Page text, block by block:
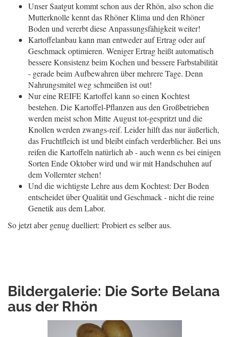
Unser Saatgut kommt schon aus der Rhön, also schon die
Mutterknolle kennt das Rhöner Klima und den Rhöner
Boden und vererbt diese Anpassungsfähigkeit weiter!
Kartoffelanbau kann man entweder auf Ertrag oder auf
Geschmack optimieren. Weniger Ertrag heißt automatisch
bessere Konsistenz beim Kochen und bessere Farbstabilität
- gerade beim Aufbewahren über mehrere Tage. Denn
Nahrungsmitel weg schmeißen ist out!
Nur eine REIFE Kartoffel kann so einen Kochtest
bestehen. Die Kartoffel-Pflanzen aus den Großbetrieben
werden meist schon Mitte August tot-gespritzt und die
Knollen werden zwangs-reif. Leider hilft das nur äußerlich,
das Fruchtfleich ist und bleibt einfach verderblicher. Bei uns
reifen die Kartoffeln natürlich ab - auch wenn es bei einigen
Sorten Ende Oktober wird und wir mit Handschuhen auf
dem Vollernter stehen!
Und die wichtigste Lehre aus dem Kochtest: Der Boden
entscheidet über Qualität und Geschmack - nicht die reine
Genetik aus dem Labor.
So jetzt aber genug duelliert: Probiert es selber aus.
Bildergalerie: Die Sorte Belana
aus der Rhön